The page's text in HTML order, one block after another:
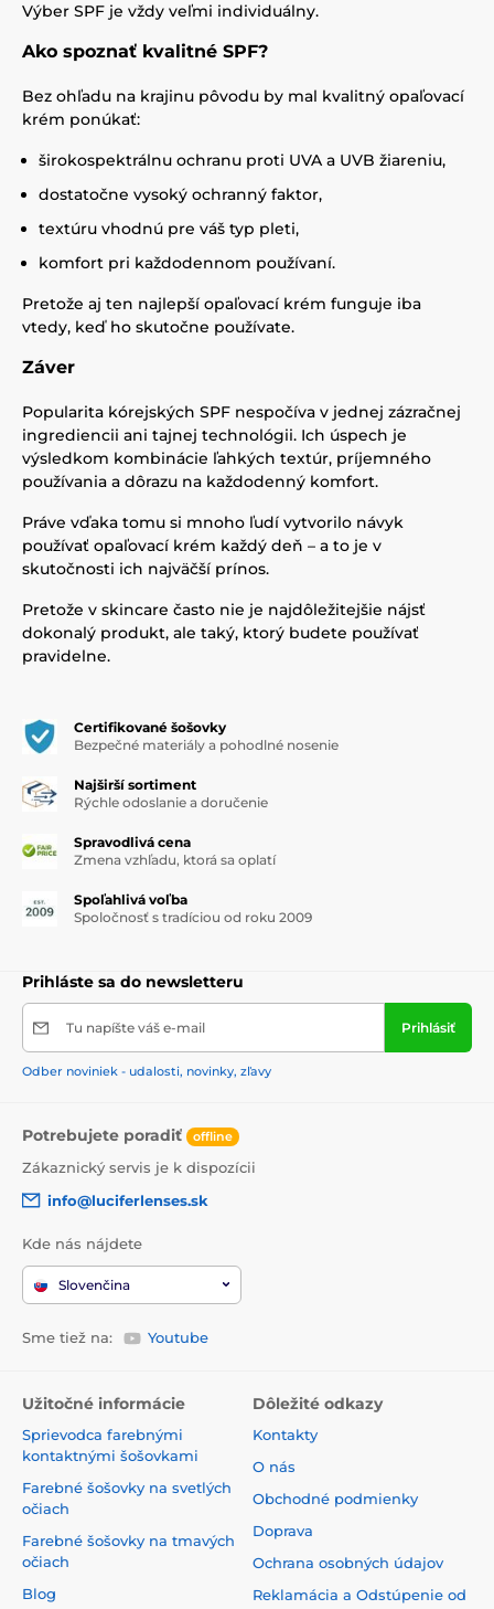
Výber SPF je vždy veľmi individuálny.
Ako spoznať kvalitné SPF?
Bez ohľadu na krajinu pôvodu by mal kvalitný opaľovací
krém ponúkať:
širokospektrálnu ochranu proti UVA a UVB žiareniu,
dostatočne vysoký ochranný faktor,
textúru vhodnú pre váš typ pleti,
komfort pri každodennom používaní.
Pretože aj ten najlepší opaľovací krém funguje iba
vtedy, keď ho skutočne používate.
Záver
Popularita kórejských SPF nespočíva v jednej zázračnej
ingrediencii ani tajnej technológii. Ich úspech je
výsledkom kombinácie ľahkých textúr, príjemného
používania a dôrazu na každodenný komfort.
Práve vďaka tomu si mnoho ľudí vytvorilo návyk
používať opaľovací krém každý deň – a to je v
skutočnosti ich najväčší prínos.
Pretože v skincare často nie je najdôležitejšie nájsť
dokonalý produkt, ale taký, ktorý budete používať
pravidelne.
Certifikované šošovky
Bezpečné materiály a pohodlné nosenie
Najširší sortiment
Rýchle odoslanie a doručenie
Spravodlivá cena
Zmena vzhľadu, ktorá sa oplatí
Spoľahlivá voľba
Spoločnosť s tradíciou od roku 2009
Prihláste sa do newsletteru
Tu napíšte váš e-mail Prihlásiť
Odber noviniek - udalosti, novinky, zľavy
Potrebujete poradiť offline
Zákaznický servis je k dispozícii
info@luciferlenses.sk
Kde nás nájdete
Slovenčina
Sme tiež na: Youtube
Užitočné informácie
Sprievodca farebnými
kontaktnými šošovkami
Farebné šošovky na svetlých
očiach
Farebné šošovky na tmavých
očiach
Blog
Dôležité odkazy
Kontakty
O nás
Obchodné podmienky
Doprava
Ochrana osobných údajov
Reklamácia a Odstúpenie od